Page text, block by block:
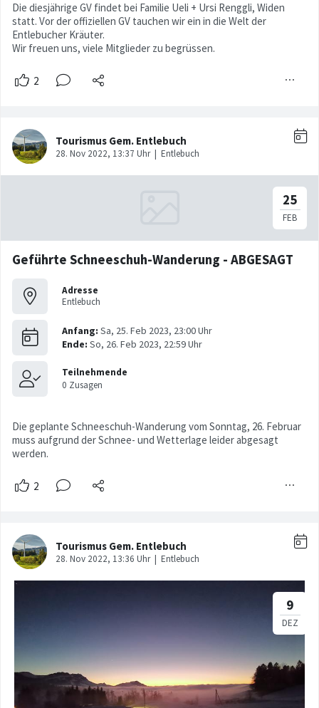
Die diesjährige GV findet bei Familie Ueli + Ursi Renggli, Widen
statt. Vor der offiziellen GV tauchen wir ein in die Welt der
Entlebucher Kräuter.
Wir freuen uns, viele Mitglieder zu begrüssen.
Geführte Schneeschuh-Wanderung - ABGESAGT
Adresse
Entlebuch
Die geplante Schneeschuh-Wanderung vom Sonntag, 26. Februar
muss aufgrund der Schnee- und Wetterlage leider abgesagt
werden.